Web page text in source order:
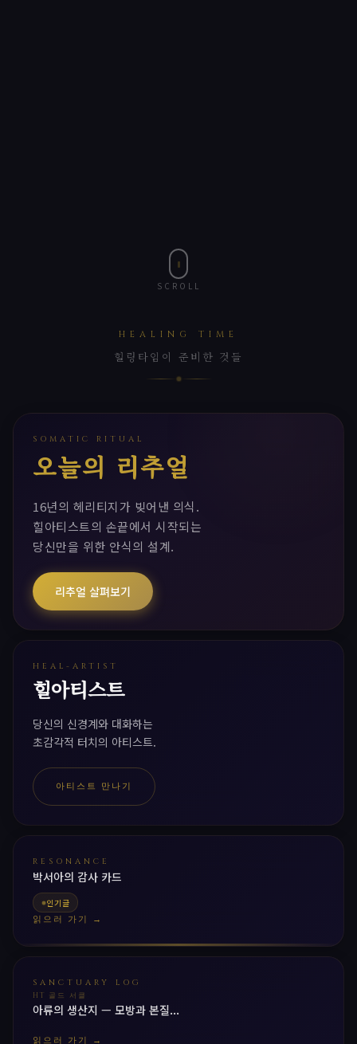
SCROLL
HEALING TIME
힐링타임이 준비한 것들
SOMATIC RITUAL
오늘의 리추얼
16년의 헤리티지가 빚어낸 의식.
힐아티스트의 손끝에서 시작되는
당신만을 위한 안식의 설계.
리추얼 살펴보기
HEAL-ARTIST
힐아티스트
당신의 신경계와 대화하는
초감각적 터치의 아티스트.
아티스트 만나기
RESONANCE
박서아의 감사 카드
인기글
읽으러 가기 →
SANCTUARY LOG
HT 골드 서클
아류의 생산지 — 모방과 본질...
읽으러 가기 →